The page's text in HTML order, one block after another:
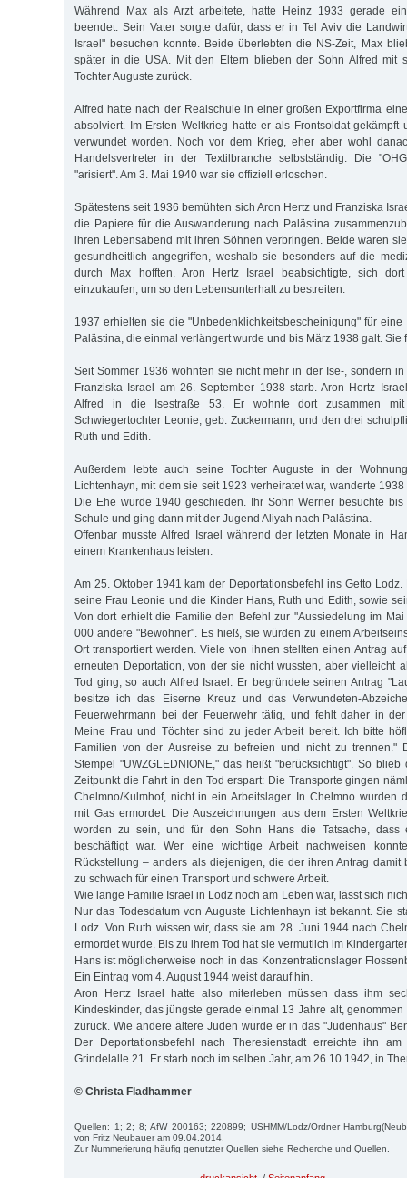
Während Max als Arzt arbeitete, hatte Heinz 1933 gerade
beendet. Sein Vater sorgte dafür, dass er in Tel Aviv die
Israel" besuchen konnte. Beide überlebten die NS-Zeit, Max
später in die USA. Mit den Eltern blieben der Sohn Alfred mit
Tochter Auguste zurück.
Alfred hatte nach der Realschule in einer großen Exportfirma
absolviert. Im Ersten Weltkrieg hatte er als Frontsoldat gekämpft
verwundet worden. Noch vor dem Krieg, eher aber wohl
Handelsvertreter in der Textilbranche selbstständig. Die
"arisiert". Am 3. Mai 1940 war sie offiziell erloschen.
Spätestens seit 1936 bemühten sich Aron Hertz und Franziska
die Papiere für die Auswanderung nach Palästina
ihren Lebensabend mit ihren Söhnen verbringen. Beide waren
gesundheitlich angegriffen, weshalb sie besonders auf die
durch Max hofften. Aron Hertz Israel beabsichtigte, sich
einzukaufen, um so den Lebensunterhalt zu bestreiten.
1937 erhielten sie die "Unbedenklichkeitsbescheinigung" für eine
Palästina, die einmal verlängert wurde und bis März 1938 galt. Sie
Seit Sommer 1936 wohnten sie nicht mehr in der Ise-, sondern
Franziska Israel am 26. September 1938 starb. Aron Hertz
Alfred in die Isestraße 53. Er wohnte dort zusammen
Schwiegertochter Leo­nie, geb. Zuckermann, und den drei
Ruth und Edith.
Außerdem lebte auch seine Tochter Auguste in der
Lichtenhayn, mit dem sie seit 1923 verheiratet war, wanderte
Die Ehe wurde 1940 geschieden. Ihr Sohn Werner besuchte
Schule und ging dann mit der Jugend Aliyah nach Palästina.
Offenbar musste Alfred Israel während der letzten Monate in
einem Krankenhaus leisten.
Am 25. Oktober 1941 kam der Deportationsbefehl ins Getto Lodz.
seine Frau Leonie und die Kinder Hans, Ruth und Edith, sowie
Von dort erhielt die Familie den Befehl zur "Aussiedelung im
000 andere "Bewohner". Es hieß, sie würden zu einem
Ort transportiert werden. Viele von ihnen stellten einen Antrag
erneuten Deportation, von der sie nicht wussten, aber vielleicht
Tod ging, so auch Alfred Israel. Er begründete seinen Antrag
besitze ich das Eiserne Kreuz und das Verwundeten-
Feuerwehrmann bei der Feuerwehr tätig, und fehlt daher in der
Meine Frau und Töchter sind zu jeder Arbeit bereit. Ich bitte
Familien von der Ausreise zu befreien und nicht zu trennen."
Stempel "UWZGLEDNIONE," das heißt "berücksichtigt". So
Zeitpunkt die Fahrt in den Tod erspart: Die Transporte gingen
Chelmno/Kulmhof, nicht in ein Arbeitslager. In Chelmno wurden
mit Gas ermordet. Die Auszeichnungen aus dem Ersten
worden zu sein, und für den Sohn Hans die Tatsache, dass
beschäftigt war. Wer eine wichtige Arbeit nachweisen
Rückstellung – anders als diejenigen, die der ihren Antrag damit
zu schwach für einen Transport und schwere Arbeit.
Wie lange Familie Israel in Lodz noch am Leben war, lässt sich
Nur das Todesdatum von Auguste Lichtenhayn ist bekannt. Sie
Lodz. Von Ruth wissen wir, dass sie am 28. Juni 1944 nach
ermordet wurde. Bis zu ihrem Tod hat sie vermutlich im
Hans ist möglicherweise noch in das Konzentrationslager
Ein Eintrag vom 4. August 1944 weist darauf hin.
Aron Hertz Israel hatte also miterleben müssen dass ihm
Kindeskinder, das jüngste gerade einmal 13 Jahre alt,
zurück. Wie andere ältere Juden wurde er in das "Judenhaus"
Der Deportationsbefehl nach Theresienstadt erreichte ihn
Grindelalle 21. Er starb noch im selben Jahr, am 26.10.1942, in
© Christa Fladhammer
Quellen: 1; 2; 8; AfW 200163; 220899; USHMM/Lodz/Ordner
von Fritz Neubauer am 09.04.2014.
Zur Nummerierung häufig genutzter Quellen siehe Recherche und Quellen.